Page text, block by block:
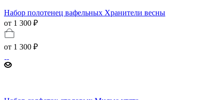
Набор полотенец вафельных Хранители весны
от 1 300 ₽
от 1 300 ₽